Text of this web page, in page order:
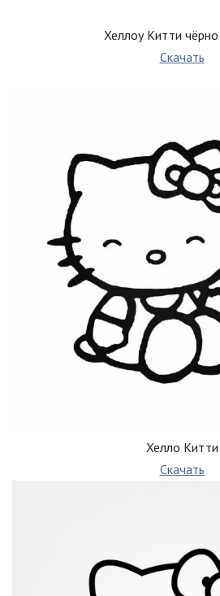
Хеллоу Китти
Скачать
Хелло Китти
Скачать